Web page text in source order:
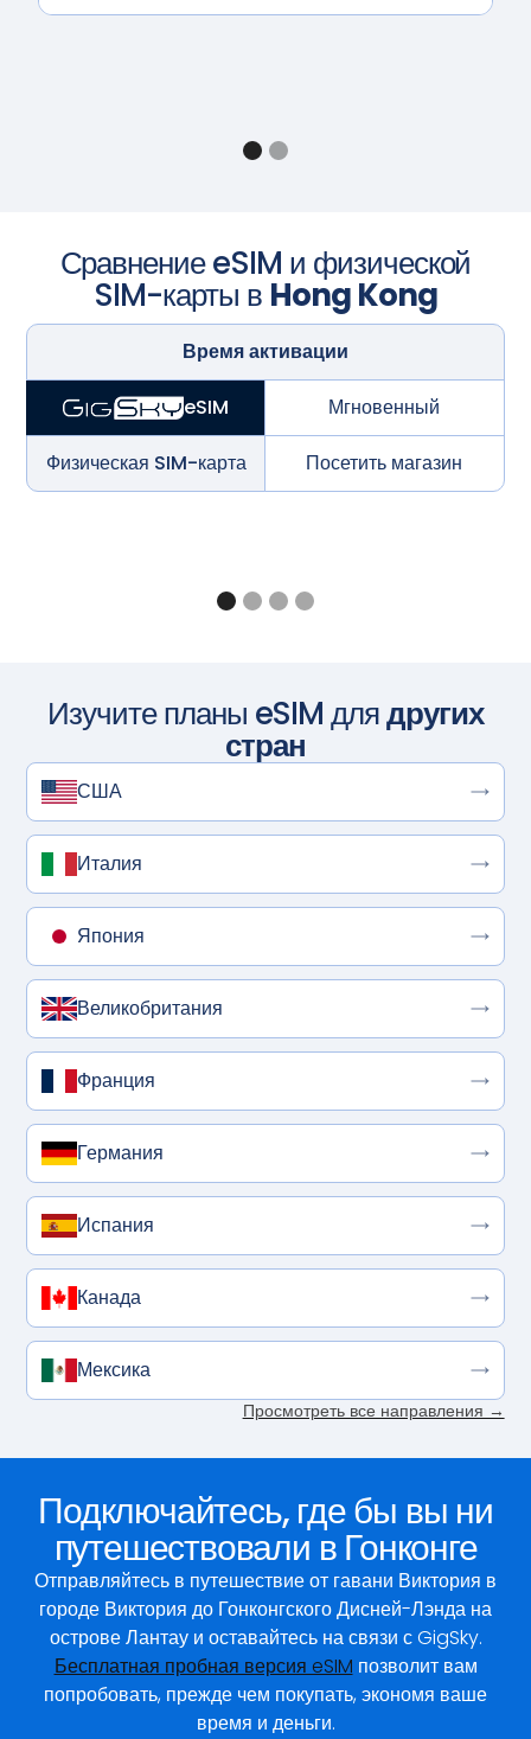
Сравнение eSIM и физической
SIM-карты в Hong Kong
Время активации
eSIM Мгновенный
Физическая SIM-карта Посетить магазин
Изучите планы eSIM длядругих
стран
США
Италия
Япония
Великобритания
Франция
Германия
Испания
Канада
Мексика
Просмотреть все направления →
Подключайтесь, где бы вы ни
путешествовали в Гонконге
Отправляйтесь в путешествие от гавани Виктория в
городе Виктория до Гонконгского Дисней-Лэнда на
острове Лантау и оставайтесь на связи с GigSky.
Бесплатная пробная версия eSIM позволит вам
попробовать, прежде чем покупать, экономя ваше
время и деньги.